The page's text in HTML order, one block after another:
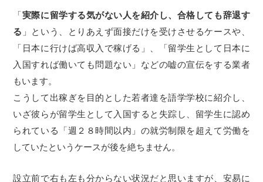
「実際に留学する気がない人を紹介し、合格しても辞退す
る 」という、とりあえず面接だけを受けさせるケースや、
「日本に行けば高収入で稼げる」、「留学生として日本に
入国すれば働いても問題ない」などの嘘の宣伝をする業者
もいます。
こうして出稼ぎを目的とした若者達を語学学校に紹介し、
いざ彼らが留学生として入国すると失踪し、留学生に認め
られている「週２８時間以内」の就労制限を超えて労働を
していたというケースが後を絶ちません。
設立前で右も左も分からない状況だと思いますが、安易に